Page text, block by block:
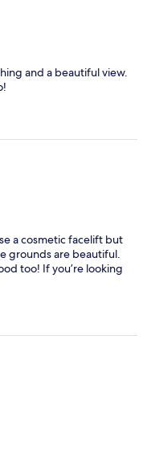
and a beautiful view.
a cosmetic facelift but
grounds are beautiful.
too! If you’re looking